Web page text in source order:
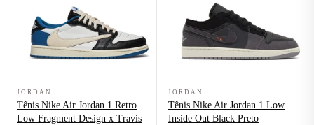
JORDAN
Tênis Nike Air Jordan 1 Retro
Low Fragment Design x Travis
JORDAN
Tênis Nike Air Jordan 1 Low
Inside Out Black Preto